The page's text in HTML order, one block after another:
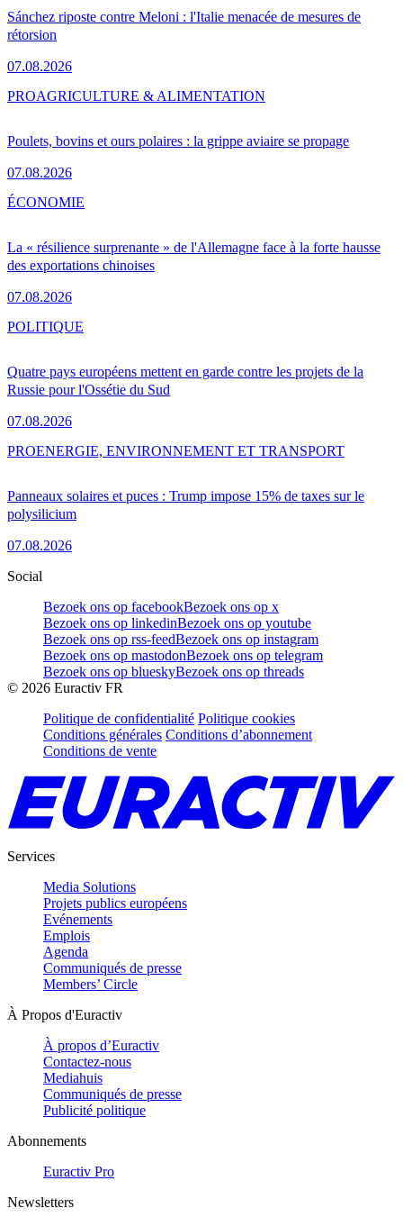
Sánchez riposte contre Meloni : l'Italie menacée de mesures de
rétorsion
07.08.2026
Poulets, bovins et ours polaires : la grippe aviaire se propage
07.08.2026
PROAGRICULTURE & ALIMENTATION
La « résilience surprenante » de l'Allemagne face à la forte hausse
des exportations chinoises
07.08.2026
ÉCONOMIE
Quatre pays européens mettent en garde contre les projets de la
Russie pour l'Ossétie du Sud
07.08.2026
POLITIQUE
Panneaux solaires et puces : Trump impose 15% de taxes sur le
polysilicium
07.08.2026
PROENERGIE, ENVIRONNEMENT ET TRANSPORT
Social
Bezoek ons op facebookBezoek ons op x
Bezoek ons op linkedinBezoek ons op youtube
Bezoek ons op rss-feedBezoek ons op instagram
Bezoek ons op mastodonBezoek ons op telegram
Bezoek ons op blueskyBezoek ons op threads
© 2026 Euractiv FR
Politique de confidentialité Politique cookies
Conditions générales Conditions d’abonnement
Conditions de vente
Services
Media Solutions
Projets publics européens
Evénements
Emplois
Agenda
Communiqués de presse
Members’ Circle
À Propos d'Euractiv
À propos d’Euractiv
Contactez-nous
Mediahuis
Communiqués de presse
Publicité politique
Abonnements
Euractiv Pro
Newsletters